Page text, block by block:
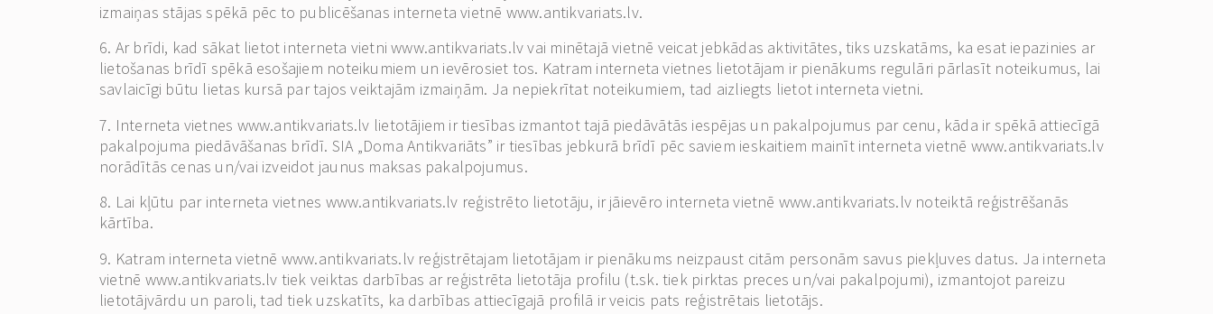
izmaiņas stājas spēkā pēc to publicēšanas interneta vietnē www.antikvariats.lv.
6. Ar brīdi, kad sākat lietot interneta vietni www.antikvariats.lv vai minētajā vietnē veicat jebkādas aktivitātes, tiks uzskatāms, ka esat iepazinies ar
lietošanas brīdī spēkā esošajiem noteikumiem un ievērosiet tos. Katram interneta vietnes lietotājam ir pienākums regulāri pārlasīt noteikumus, lai
savlaicīgi būtu lietas kursā par tajos veiktajām izmaiņām. Ja nepiekrītat noteikumiem, tad aizliegts lietot interneta vietni.
7. Interneta vietnes www.antikvariats.lv lietotājiem ir tiesības izmantot tajā piedāvātās iespējas un pakalpojumus par cenu, kāda ir spēkā attiecīgā
pakalpojuma piedāvāšanas brīdī. SIA „Doma Antikvariāts” ir tiesības jebkurā brīdī pēc saviem ieskaitiem mainīt interneta vietnē www.antikvariats.lv
norādītās cenas un/vai izveidot jaunus maksas pakalpojumus.
8. Lai kļūtu par interneta vietnes www.antikvariats.lv reģistrēto lietotāju, ir jāievēro interneta vietnē www.antikvariats.lv noteiktā reģistrēšanās
kārtība.
9. Katram interneta vietnē www.antikvariats.lv reģistrētajam lietotājam ir pienākums neizpaust citām personām savus piekļuves datus. Ja interneta
vietnē www.antikvariats.lv tiek veiktas darbības ar reģistrēta lietotāja profilu (t.sk. tiek pirktas preces un/vai pakalpojumi), izmantojot pareizu
lietotājvārdu un paroli, tad tiek uzskatīts, ka darbības attiecīgajā profilā ir veicis pats reģistrētais lietotājs.